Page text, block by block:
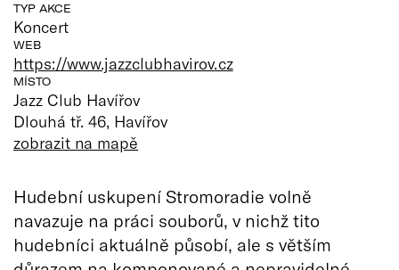
TYP AKCE
Koncert
WEB
https://www.jazzclubhavirov.cz
MÍSTO
Jazz Club Havířov
Dlouhá tř. 46, Havířov
zobrazit na mapě
Hudební uskupení Stromoradie volně
navazuje na práci souborů, v nichž tito
hudebníci aktuálně působí, ale s větším